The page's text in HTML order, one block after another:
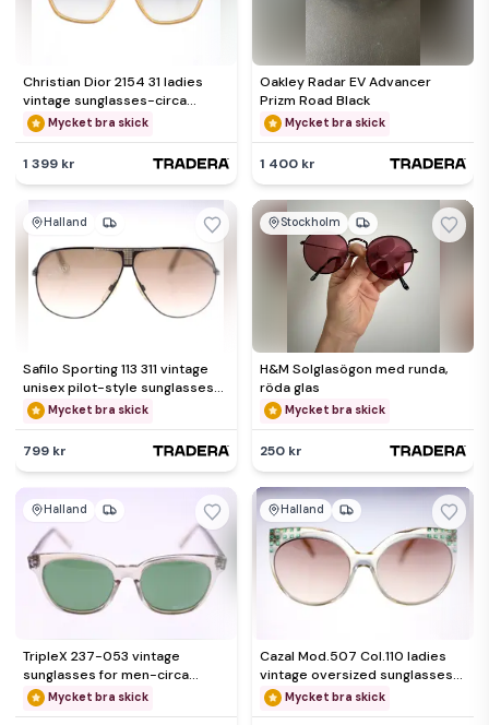
Christian Dior 2154 31 ladies
vintage sunglasses-circa
1980s-Made in Germany-26g
Mycket bra skick
1 399 kr
Oakley Radar EV Advancer
Prizm Road Black
Mycket bra skick
1 400 kr
Halland
Safilo Sporting 113 311 vintage
unisex pilot-style sunglasses-
circa 1980s-32g
Mycket bra skick
799 kr
Stockholm
H&M Solglasögon med runda,
röda glas
Mycket bra skick
250 kr
Halland
TripleX 237-053 vintage
sunglasses for men-circa
1980s-Weight 40g-FREE
postage
Mycket bra skick
Halland
Cazal Mod.507 Col.110 ladies
vintage oversized sunglasses
circa 1980s-Weight 34g
Mycket bra skick